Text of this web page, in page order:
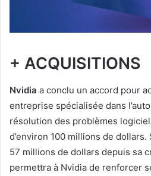
+ ACQUISITIONS
Nvidia a conclu un accord pour
entreprise spécialisée dans
résolution des problèmes
d’environ 100 millions de
57 millions de dollars depuis sa
permettra à Nvidia de renforcer